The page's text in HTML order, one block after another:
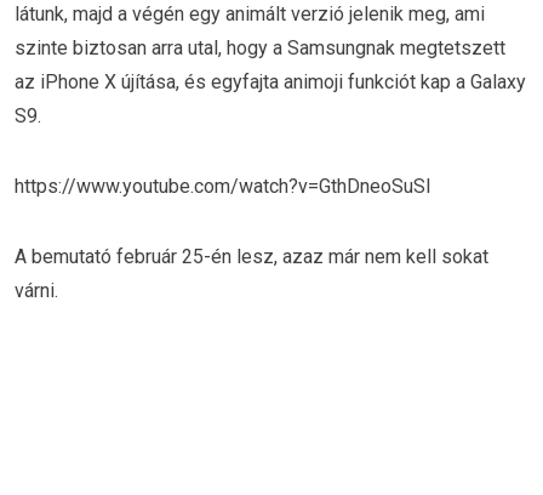
látunk, majd a végén egy animált verzió jelenik meg, ami
szinte biztosan arra utal, hogy a Samsungnak megtetszett
az iPhone X újítása, és egyfajta animoji funkciót kap a Galaxy
S9.
https://www.youtube.com/watch?v=GthDneoSuSI
A bemutató február 25-én lesz, azaz már nem kell sokat
várni.